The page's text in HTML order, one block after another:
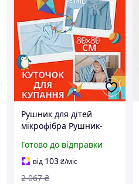
Рушник для дітей
мікрофібра Рушник-
капюшон м'який
Дитячий банний
рушник Дитячий
Готово до відправки
від 103₴/міс
2 067 ₴